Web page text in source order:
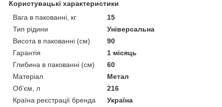
Користувацькі характеристики
Вага в пакованні, кг
15
Тип рідини
Універсальна
Висота в пакованні (см)
90
Гарантія
1 місяць
Глибина в пакованні (см)
60
Матеріал
Метал
Об'єм, л
216
Країна реєстрації бренда
Україна